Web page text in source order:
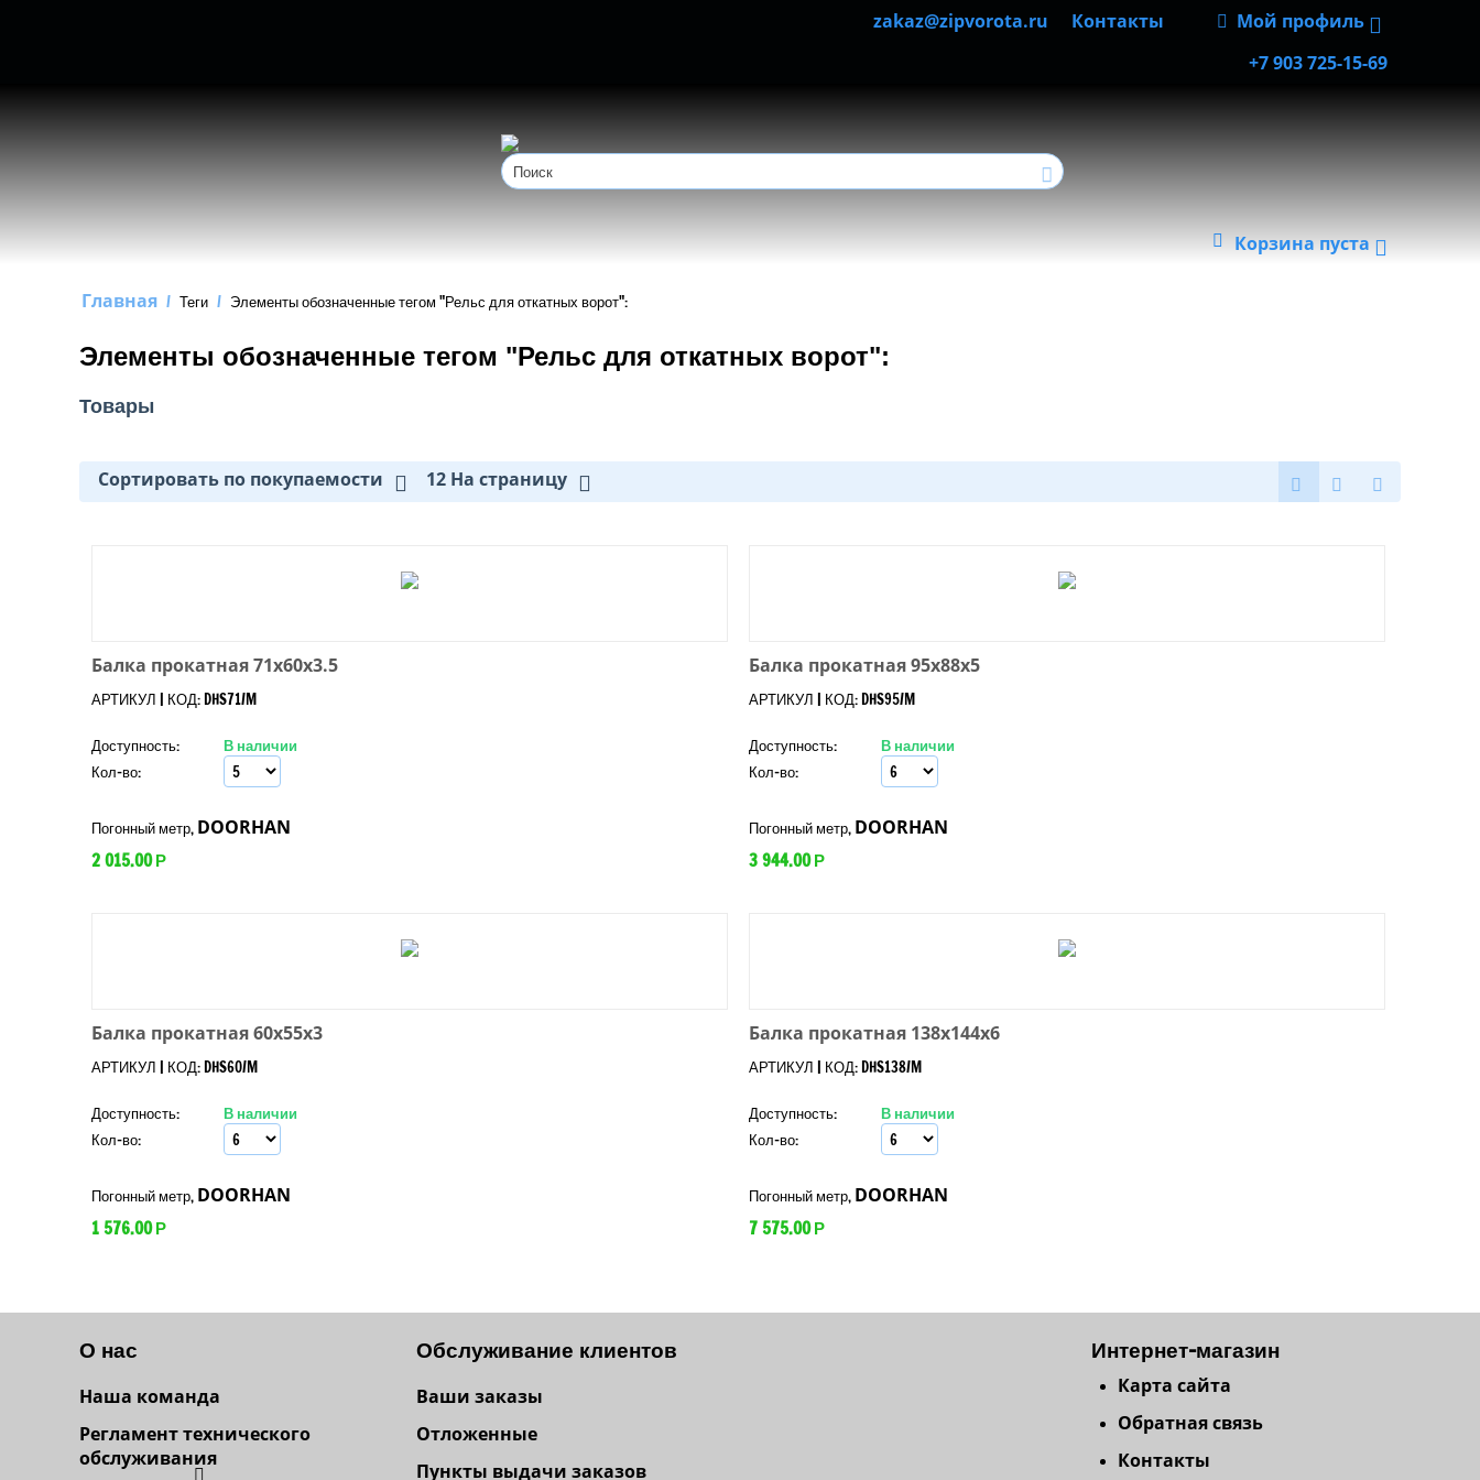
Мой профиль
Контакты
zakaz@zipvorota.ru
+7 903 725-15-69
Корзина пуста
Главная / Теги / Элементы обозначенные тегом "Рельс для откатных ворот":
Элементы обозначенные тегом "Рельс для откатных ворот":
Товары
Сортировать по покупаемости 12 На страницу
Балка прокатная 71x60x3.5
АРТИКУЛ | КОД: DHS71/M
Доступность:
В наличии
Кол-во:
Погонный метр, DOORHAN
2 015.00 Р
Балка прокатная 95x88x5
АРТИКУЛ | КОД: DHS95/M
Доступность:
В наличии
Кол-во:
Погонный метр, DOORHAN
3 944.00 Р
Балка прокатная 60x55x3
АРТИКУЛ | КОД: DHS60/M
Доступность:
В наличии
Кол-во:
Погонный метр, DOORHAN
1 576.00 Р
Балка прокатная 138x144x6
АРТИКУЛ | КОД: DHS138/M
Доступность:
В наличии
Кол-во:
Погонный метр, DOORHAN
7 575.00 Р
О нас
Наша команда
Регламент технического
обслуживания
Обслуживание клиентов
Ваши заказы
Отложенные
Пункты выдачи заказов
Интернет-магазин
Карта сайта
Обратная связь
Контакты